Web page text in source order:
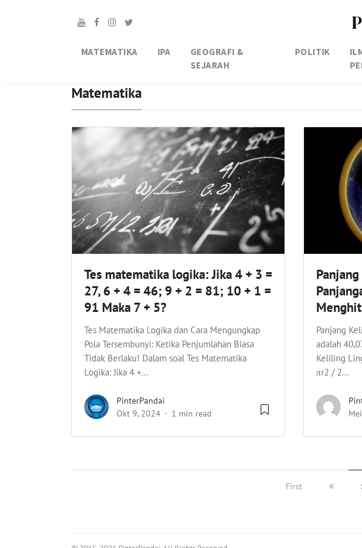
MATEMATIKA IPA
GEOGRAFI &
SEJARAH
POLITIK
Matematika
Tes matematika logika: Jika 4 + 3 =
27, 6 + 4 = 46; 9 + 2 = 81; 10 + 1 =
91 Maka 7 + 5?
Tes Matematika Logika dan Cara Mengungkap
Pola Tersembunyi: Ketika Penjumlahan Biasa
Tidak Berlaku! Dalam soal Tes Matematika
Logika: Jika 4 +...
PinterPandai
Okt 9, 2024
1 min read
Panjang
adalah
Keliling
πr2 / 2...
First